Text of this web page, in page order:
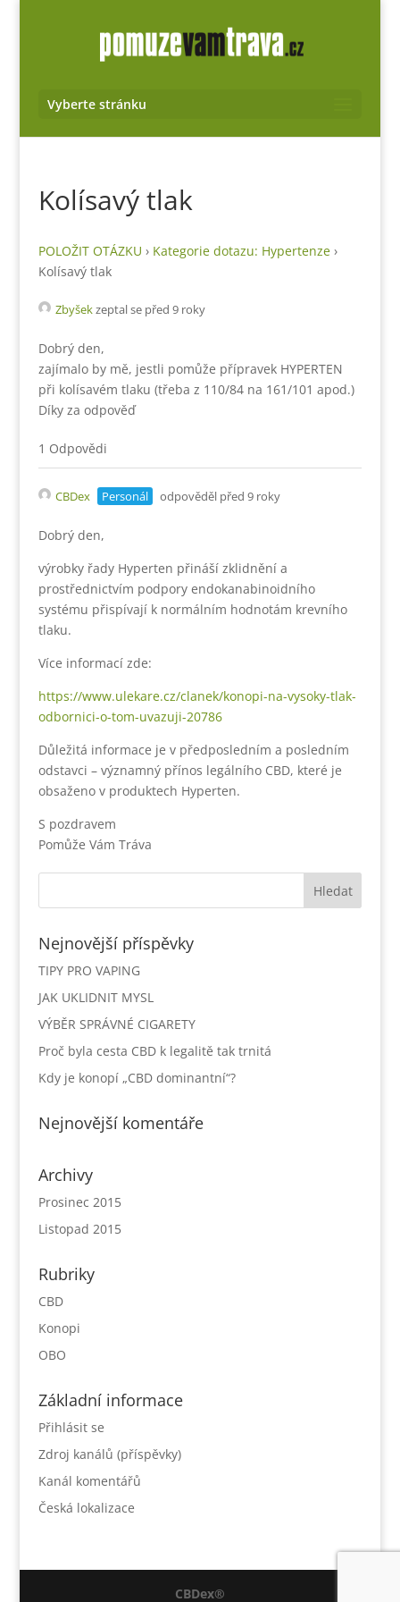
Vyberte stránku
Kolísavý tlak
POLOŽIT OTÁZKU › Kategorie dotazu: Hypertenze›
Kolísavý tlak
Zbyšekzeptal se před 9 roky
Dobrý den,
zajímalo by mě, jestli pomůže přípravek HYPERTEN
při kolísavém tlaku (třeba z 110/84 na 161/101 apod.)
Díky za odpověď
1 Odpovědi
CBDex Personál odpověděl před 9 roky
Dobrý den,
výrobky řady Hyperten přináší zklidnění a
prostřednictvím podpory endokanabinoidního
systému přispívají k normálním hodnotám krevního
tlaku.
Více informací zde:
https://www.ulekare.cz/clanek/konopi-na-vysoky-tlak-
odbornici-o-tom-uvazuji-20786
Důležitá informace je v předposledním a posledním
odstavci – významný přínos legálního CBD, které je
obsaženo v produktech Hyperten.
S pozdravem
Pomůže Vám Tráva
Nejnovější příspěvky
TIPY PRO VAPING
JAK UKLIDNIT MYSL
VÝBĚR SPRÁVNÉ CIGARETY
Proč byla cesta CBD k legalitě tak trnitá
Kdy je konopí „CBD dominantní“?
Nejnovější komentáře
Archivy
Prosinec 2015
Listopad 2015
Rubriky
CBD
Konopi
OBO
Základní informace
Přihlásit se
Zdroj kanálů (příspěvky)
Kanál komentářů
Česká lokalizace
CBDex®